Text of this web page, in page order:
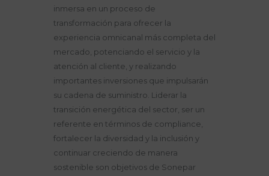
inmersa en un proceso de
transformación para ofrecer la
experiencia omnicanal más completa del
mercado, potenciando el servicio y la
atención al cliente, y realizando
importantes inversiones que impulsarán
su cadena de suministro. Liderar la
transición energética del sector, ser un
referente en términos de compliance,
fortalecer la diversidad y la inclusión y
continuar creciendo de manera
sostenible son objetivos de Sonepar